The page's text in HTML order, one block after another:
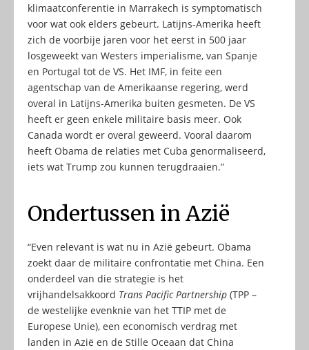
klimaatconferentie in Marrakech is symptomatisch
voor wat ook elders gebeurt. Latijns-Amerika heeft
zich de voorbije jaren voor het eerst in 500 jaar
losgeweekt van Westers imperialisme, van Spanje
en Portugal tot de VS. Het IMF, in feite een
agentschap van de Amerikaanse regering, werd
overal in Latijns-Amerika buiten gesmeten. De VS
heeft er geen enkele militaire basis meer. Ook
Canada wordt er overal geweerd. Vooral daarom
heeft Obama de relaties met Cuba genormaliseerd,
iets wat Trump zou kunnen terugdraaien.”
Ondertussen in Azië
“Even relevant is wat nu in Azië gebeurt. Obama
zoekt daar de militaire confrontatie met China. Een
onderdeel van die strategie is het
vrijhandelsakkoord Trans Pacific Partnership (TPP –
de westelijke evenknie van het TTIP met de
Europese Unie), een economisch verdrag met
landen in Azië en de Stille Oceaan dat China